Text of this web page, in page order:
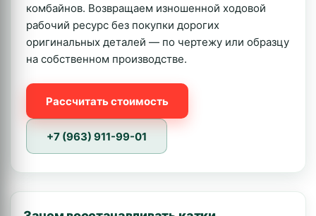
комбайнов. Возвращаем изношенной ходовой
рабочий ресурс без покупки дорогих
оригинальных деталей — по чертежу или образцу
на собственном производстве.
Рассчитать стоимость
+7 (963) 911-99-01